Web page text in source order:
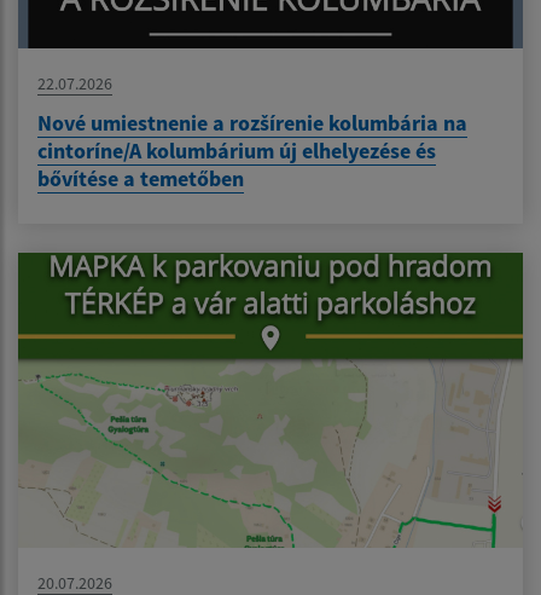
22.07.2026
Nové umiestnenie a rozšírenie kolumbária na
cintoríne/A kolumbárium új elhelyezése és
bővítése a temetőben
20.07.2026